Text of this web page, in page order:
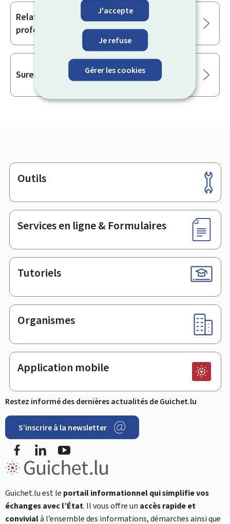
J'accepte
Je refuse
Gérer les cookies
Relations entre consommateurs &
professionnels
Surendettement
Pied
de
page
Outils
Services en ligne & Formulaires
Tutoriels
Organismes
Application mobile
Restez informé des dernières actualités de Guichet.lu
S’inscrire à la newsletter
FacebookLinkedIn
Guichet.lu est le portail informationnel qui simplifie vos
échanges avec l’État. Il vous offre un accès rapide et
convivialà l’ensemble des informations, démarches ainsi que